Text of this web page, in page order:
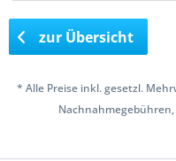
zur Übersicht
* Alle Preise inkl. gesetzl.